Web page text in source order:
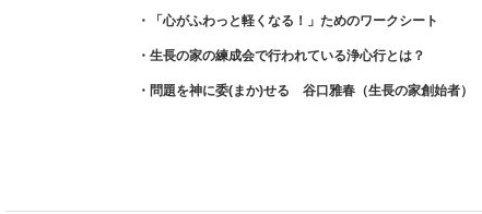
・「心がふわっと軽くなる！」ためのワークシート
・生長の家の練成会で行われている浄心行とは？
・問題を神に委(まか)せる 谷口雅春（生長の家創始者）